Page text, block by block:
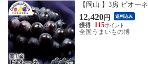
【岡山 】3房 ピオーネ
12,420円 送料込み
115
全国うまいもの博